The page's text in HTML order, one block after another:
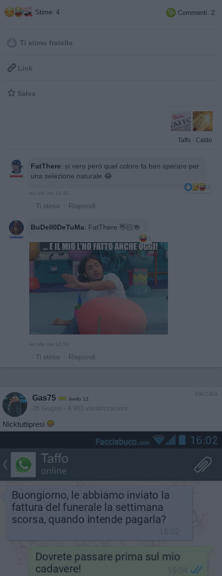
Stime: 4  Commenti: 2
Ti stimo fratello
 Link
 Salva
Taffo · Caldo
FatThere: si vero però quel colore fa ben sperare per
una selezione naturale 😂
3
· Ti stimo · Rispondi
BuDell0DeTuMa: FatThere 👋🏻🍻
1
· Ti stimo · Rispondi
Vaccata
Gas75 livello 12
28 Giugno - 4.983 visualizzazioni
Nicktuttipresi